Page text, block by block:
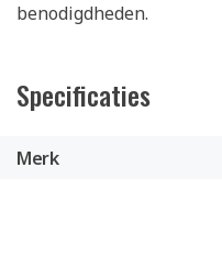
benodigdheden.
Specificaties
Merk